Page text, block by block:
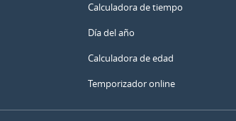
Calculadora de tiempo
Día del año
Calculadora de edad
Temporizador online